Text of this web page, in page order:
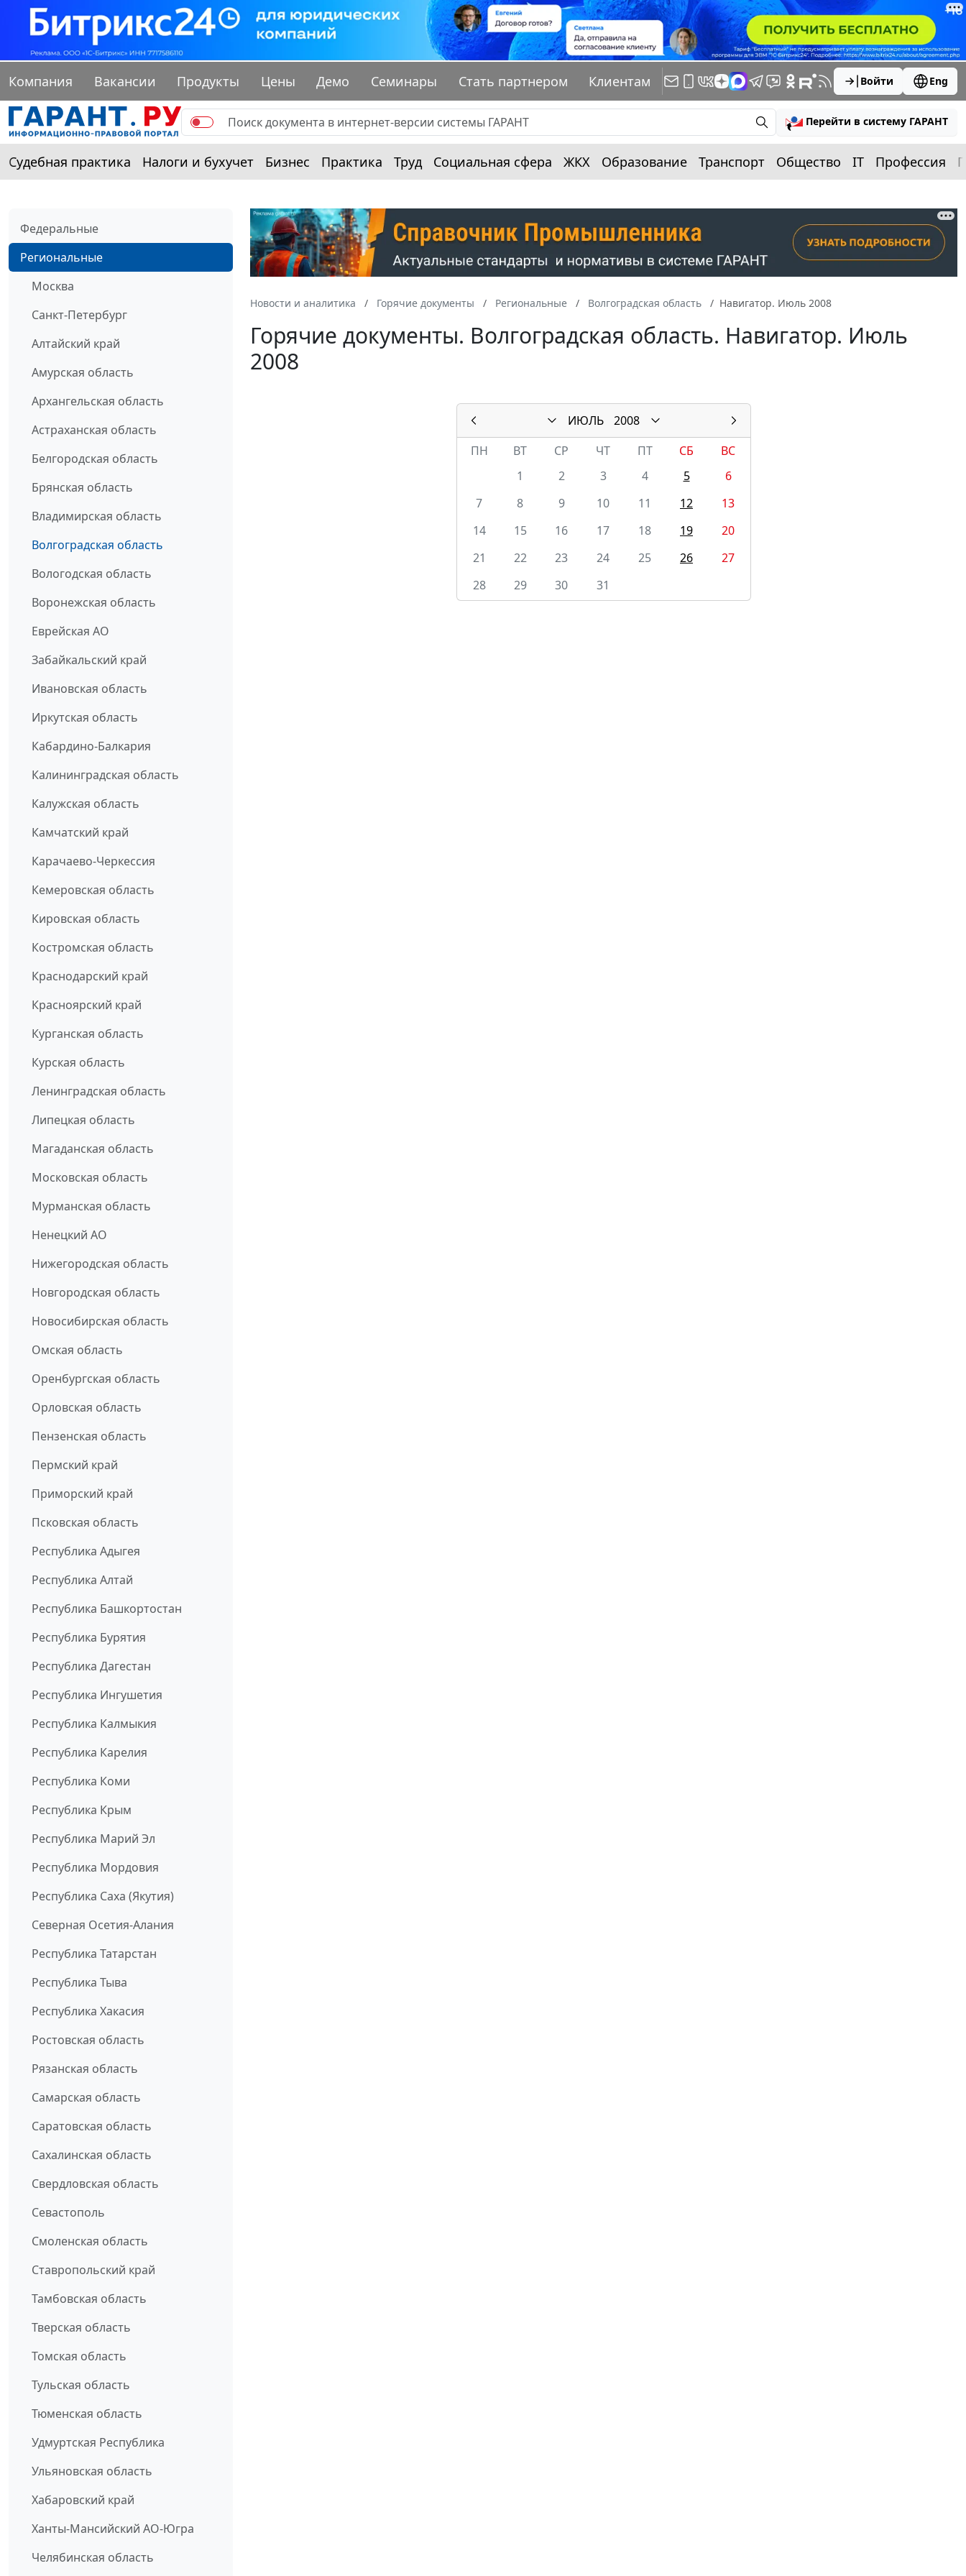
Компания Вакансии Продукты Цены Демо Семинары Стать партнером Клиентам Войти Eng
Перейти в систему ГАРАНТ
Судебная практика Налоги и бухучет Бизнес Практика Труд Социальная сфера ЖКХ Образование Транспорт Общество IT Профессия
Федеральные
Региональные
Москва
Санкт-Петербург
Алтайский край
Амурская область
Архангельская область
Астраханская область
Белгородская область
Брянская область
Владимирская область
Волгоградская область
Вологодская область
Воронежская область
Еврейская АО
Забайкальский край
Ивановская область
Иркутская область
Кабардино-Балкария
Калининградская область
Калужская область
Камчатский край
Карачаево-Черкессия
Кемеровская область
Кировская область
Костромская область
Краснодарский край
Красноярский край
Курганская область
Курская область
Ленинградская область
Липецкая область
Магаданская область
Московская область
Мурманская область
Ненецкий АО
Нижегородская область
Новгородская область
Новосибирская область
Омская область
Оренбургская область
Орловская область
Пензенская область
Пермский край
Приморский край
Псковская область
Республика Адыгея
Республика Алтай
Республика Башкортостан
Республика Бурятия
Республика Дагестан
Республика Ингушетия
Республика Калмыкия
Республика Карелия
Республика Коми
Республика Крым
Республика Марий Эл
Республика Мордовия
Республика Саха (Якутия)
Северная Осетия-Алания
Республика Татарстан
Республика Тыва
Республика Хакасия
Ростовская область
Рязанская область
Самарская область
Саратовская область
Сахалинская область
Свердловская область
Севастополь
Смоленская область
Ставропольский край
Тамбовская область
Тверская область
Томская область
Тульская область
Тюменская область
Удмуртская Республика
Ульяновская область
Хабаровский край
Ханты-Мансийский АО-Югра
Челябинская область
Новости и аналитика Горячие документы Региональные Волгоградская область Навигатор. Июль 2008
Горячие документы. Волгоградская область. Навигатор. Июль
2008
ИЮЛЬ
2008
ПН
ВТ СР ЧТ ПТ СБ
ВС
1
2 3 4 5
6
7
8 9 10 11 12
13
14
15 16 17 18 19
20
21
22 23 24 25 26
27
28
29 30 31